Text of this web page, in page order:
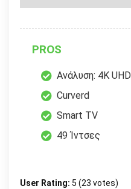
PROS
Ανάλυση: 4K UHD
Curverd
Smart TV
49 Ίντσες
User Rating: 5 (23 votes)